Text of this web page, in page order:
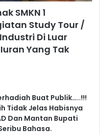
SMKN 1
Study Tour /
Di Luar
Yang Tak
Buat Publik…..!!!
Tidak Jelas Habisnya
Dan Mantan Bupati
Bahasa.